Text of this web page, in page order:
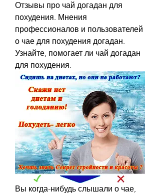
Отзывы про чай догадан для
похудения. Мнения
профессионалов и пользователей
о чае для похудения догадан.
Узнайте, помогает ли чай догадан
для похудения.
Вы когда-нибудь слышали о чае,